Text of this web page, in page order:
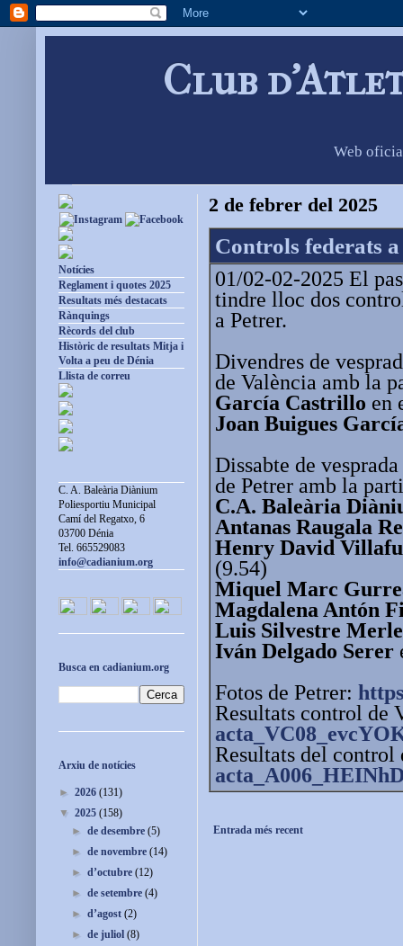
Club
Web
2 de febrer del 2025
Controls federats
01/02-02-2025 El
tindre lloc dos
a Petrer.
Divendres de
de València amb la
García Castrillo en
Joan Buigues
Dissabte de
de Petrer amb la
C.A. Baleària
Antanas Raugala
Henry David
(9.54)
Miquel Marc
Magdalena Antón
Luis Silvestre Merle
Iván Delgado Serer
Fotos de Petrer:
Resultats control de
Resultats del control
Entrada més recent
Notícies
Reglament i quotes 2025
Resultats més destacats
Rànquings
Rècords del club
Històric de resultats Mitja i
Volta a peu de Dénia
Llista de correu
C. A. Baleària Diànium
Poliesportiu Municipal
Camí del Regatxo, 6
03700 Dénia
Tel. 665529083
info@cadianium.org
Busca en cadianium.org
Arxiu de notícies
► 2026 (131)
▼ 2025 (158)
►de desembre(5)
►de novembre(14)
►d’octubre(12)
►de setembre(4)
►d’agost(2)
►de juliol(8)